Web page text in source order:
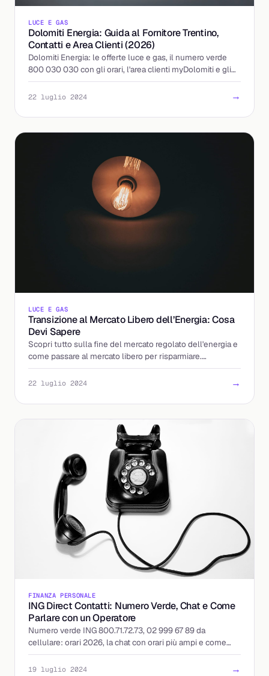
LUCE E GAS
Dolomiti Energia: Guida al Fornitore Trentino,
Contatti e Area Clienti (2026)
Dolomiti Energia: le offerte luce e gas, il numero verde
800 030 030 con gli orari, l'area clienti myDolomiti e gli
sportelli. La guida aggiornata.
22 luglio 2024 →
LUCE E GAS
Transizione al Mercato Libero dell’Energia: Cosa
Devi Sapere
Scopri tutto sulla fine del mercato regolato dell'energia e
come passare al mercato libero per risparmiare.
Informazioni, tariffe e vantaggi in dettaglio.
22 luglio 2024 →
FINANZA PERSONALE
ING Direct Contatti: Numero Verde, Chat e Come
Parlare con un Operatore
Numero verde ING 800.71.72.73, 02 999 67 89 da
cellulare: orari 2026, la chat con orari più ampi e come
presentare un reclamo con i tempi di risposta.
19 luglio 2024 →